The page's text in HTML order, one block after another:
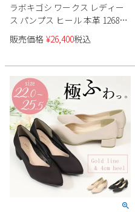
ラボキゴシ ワークス レディー
ス パンプス ヒール 本革 12681
ブラック ベージュ グリーン 靴
日本製 RABOKIGOSHI works
販売価格 ¥26,400税込